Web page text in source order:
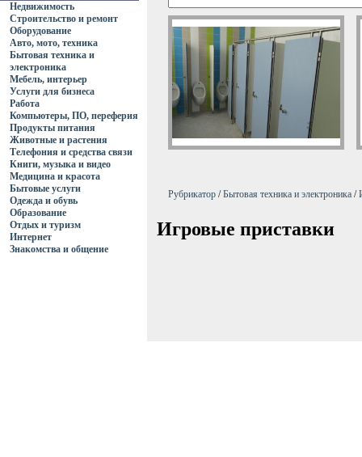
Недвижимость
Строительство и ремонт
Оборудование
Авто, мото, техника
Бытовая техника и
электроника
Мебель, интерьер
Услуги для бизнеса
Работа
Компьютеры, ПО, переферия
Продукты питания
Животные и растения
Телефония и средства связи
Книги, музыка и видео
Медицина и красота
Бытовые услуги
Одежда и обувь
Образование
Отдых и туризм
Интернет
Знакомства и общение
Рубрикатор /Бытовая техника и электроника /
Игровые приставки